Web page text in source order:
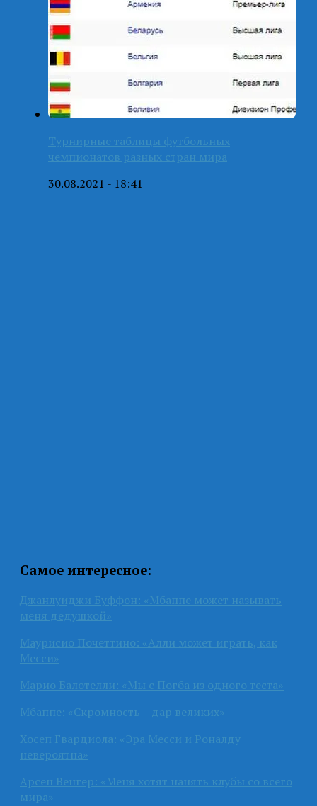
Турнирные таблицы футбольных
чемпионатов разных стран мира
30.08.2021 - 18:41
Самое интересное:
Джанлуиджи Буффон: «Мбаппе может называть
меня дедушкой»
Маурисио Почеттино: «Алли может играть, как
Месси»
Марио Балотелли: «Мы с Погба из одного теста»
Мбаппе: «Скромность – дар великих»
Хосеп Гвардиола: «Эра Месси и Роналду
невероятна»
Арсен Венгер: «Меня хотят нанять клубы со всего
мира»